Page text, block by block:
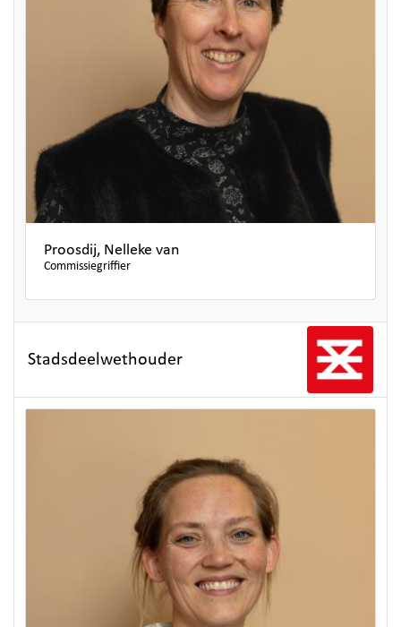
Proosdij, Nelleke van
Commissiegriffier
Stadsdeelwethouder